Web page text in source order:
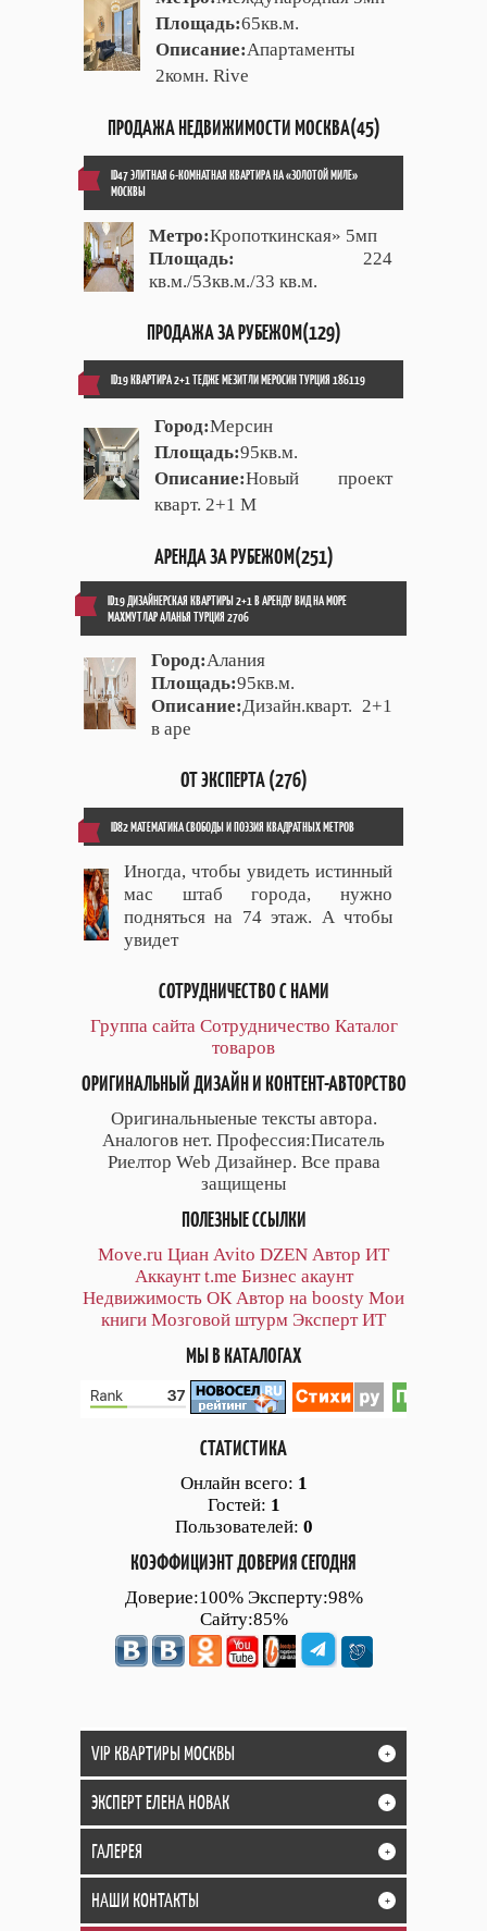
Площадь:65кв.м.
Описание:Апартаменты
2комн. Rive
ПРОДАЖА НЕДВИЖИМОСТИ МОСКВА(45)
ID47 ЭЛИТНАЯ 6-КОМНАТНАЯ КВАРТИРА НА «ЗОЛОТОЙ МИЛЕ»
МОСКВЫ
Метро:Кропоткинская» 5мп
Площадь:
224
кв.м./53кв.м./33 кв.м.
ПРОДАЖА ЗА РУБЕЖОМ(129)
ID19 КВАРТИРА 2+1 ТЕДЖЕ МЕЗИТЛИ МЕРОСИН ТУРЦИЯ 186119
Город:Мерсин
Площадь:95кв.м.
Описание:Новый проект
кварт. 2+1 М
АРЕНДА ЗА РУБЕЖОМ(251)
ID19 ДИЗАЙНЕРСКАЯ КВАРТИРЫ 2+1 В АРЕНДУ ВИД НА МОРЕ
МАХМУТЛАР АЛАНЬЯ ТУРЦИЯ 2706
Город:Алания
Площадь:95кв.м.
Описание: Дизайн.кварт. 2+1
в аре
ОТ ЭКСПЕРТА (276)
ID82 МАТЕМАТИКА СВОБОДЫ И ПОЭЗИЯ КВАДРАТНЫХ МЕТРОВ
Иногда, чтобы увидеть истинный
мас штаб города, нужно
подняться на 74 этаж. А чтобы
увидет
СОТРУДНИЧЕСТВО С НАМИ
Группа сайта Сотрудничество Каталог
товаров
ОРИГИНАЛЬНЫЙ ДИЗАЙН И КОНТЕНТ-АВТОРСТВО
Оригинальныеные тексты автора.
Аналогов нет. Профессия:Писатель
Риелтор Web Дизайнер. Все права
защищены
ПОЛЕЗНЫЕ ССЫЛКИ
Move.ru Циан Avito DZEN Автор ИТ
Аккаунт t.me Бизнес акаунт
Недвижимость ОК Автор на boosty Мои
книги Мозговой штурм Эксперт ИТ
МЫ В КАТАЛОГАХ
СТАТИСТИКА
Онлайн всего: 1
Гостей: 1
Пользователей: 0
КОЭФФИЦИЭНТ ДОВЕРИЯ СЕГОДНЯ
Доверие:100% Эксперту:98%
Сайту:85%
VIP КВАРТИРЫ МОСКВЫ +
ЭКСПЕРТ ЕЛЕНА НОВАК +
ГАЛЕРЕЯ +
НАШИ КОНТАКТЫ +